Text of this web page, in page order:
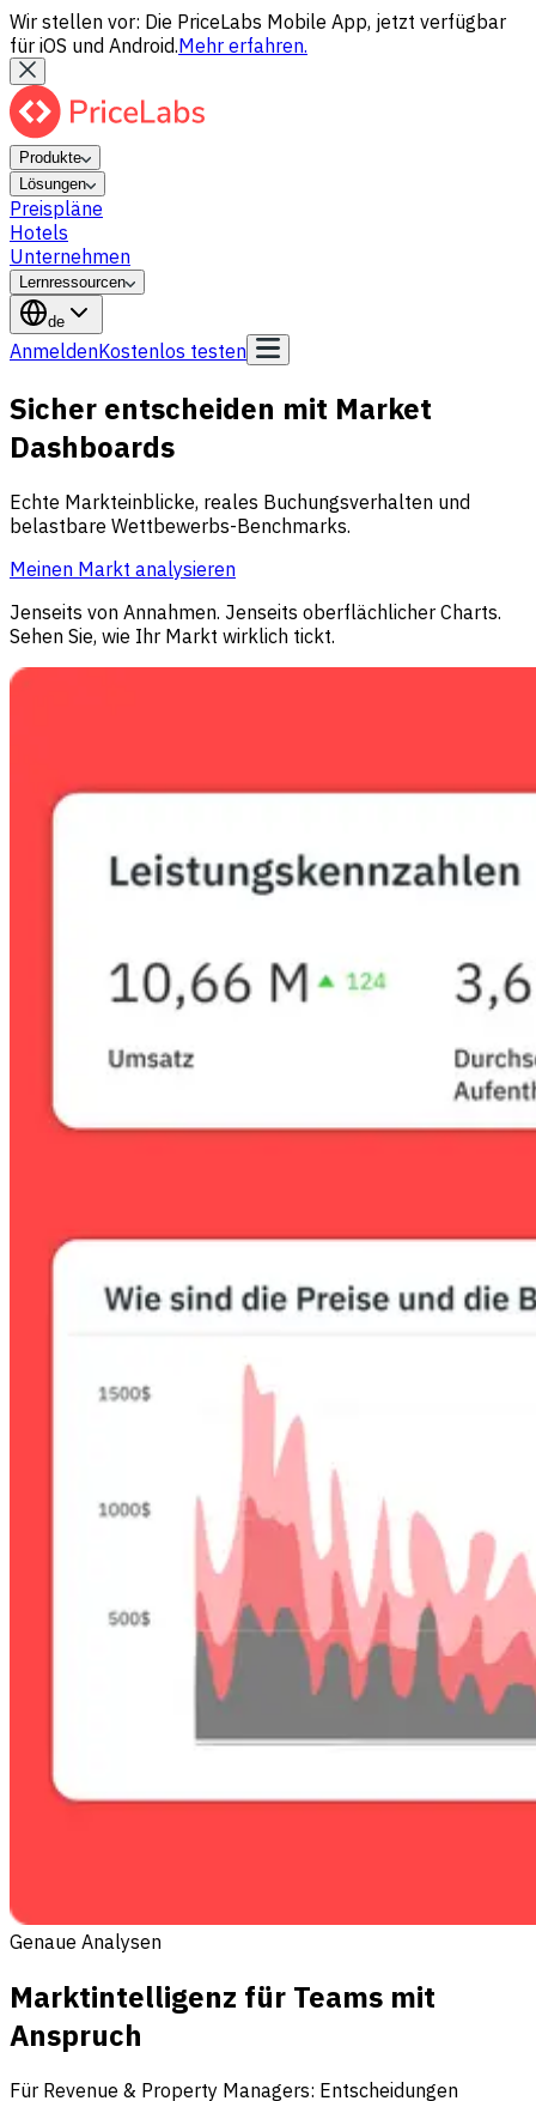
Wir stellen vor: Die PriceLabs Mobile App, jetzt verfügbar
für iOS und Android.Mehr erfahren.
Produkte
Lösungen
Preispläne
Hotels
Unternehmen
Lernressourcen
de
AnmeldenKostenlos testen
Sicher entscheiden mit Market
Dashboards
Echte Markteinblicke, reales Buchungsverhalten und
belastbare Wettbewerbs-Benchmarks.
Meinen Markt analysieren
Jenseits von Annahmen. Jenseits oberflächlicher Charts.
Sehen Sie, wie Ihr Markt wirklich tickt.
Genaue Analysen
Marktintelligenz für Teams mit
Anspruch
Für Revenue & Property Managers: Entscheidungen